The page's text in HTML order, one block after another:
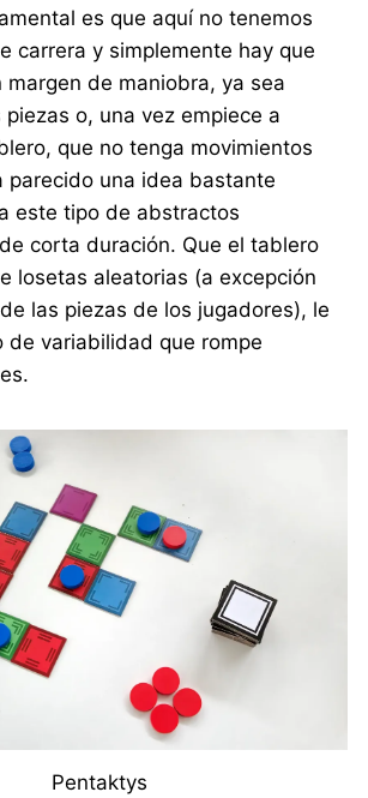
es que aquí no tenemos
carrera y simplemente hay que
margen de maniobra, ya sea
o, una vez empiece a
que no tenga movimientos
parecido una idea bastante
este tipo de abstractos
corta duración. Que el tablero
losetas aleatorias (a excepción
las piezas de los jugadores), le
de variabilidad que rompe
Pentaktys